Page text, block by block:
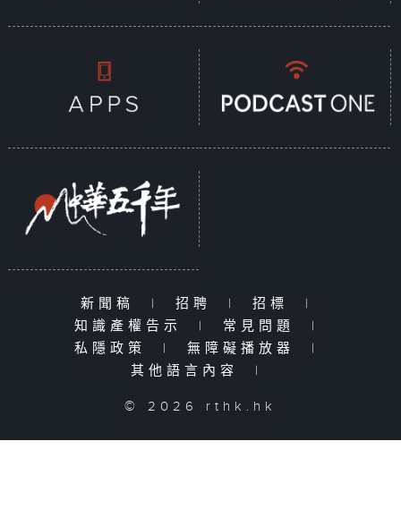
新聞稿 | 招聘 | 招標
|
知識產權告示
| 常見問題
|
私隱政策
| 無障礙播放器
|
其他語言內容
|
© 2026 rthk.hk